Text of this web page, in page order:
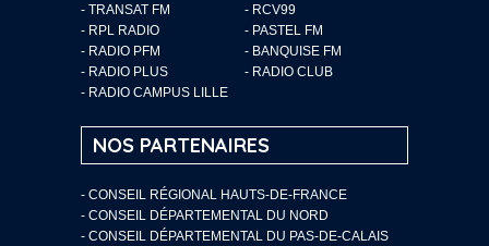
- TRANSAT FM
- RCV99
- RPL RADIO
- PASTEL FM
- RADIO PFM
- BANQUISE FM
- RADIO PLUS
- RADIO CLUB
- RADIO CAMPUS LILLE
NOS PARTENAIRES
- CONSEIL RÉGIONAL HAUTS-DE-FRANCE
- CONSEIL DÉPARTEMENTAL DU NORD
- CONSEIL DÉPARTEMENTAL DU PAS-DE-CALAIS